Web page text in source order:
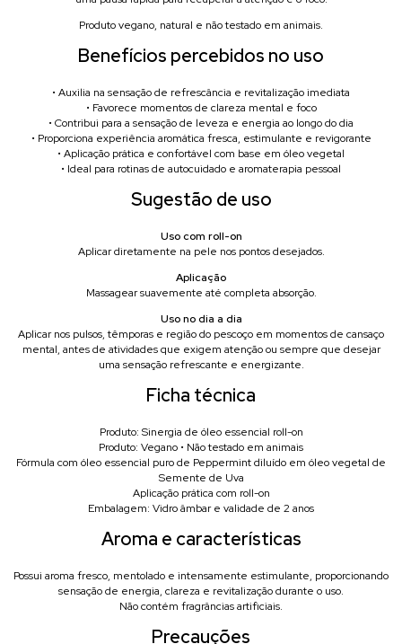
Produto vegano, natural e não testado em animais.
Benefícios percebidos no uso
• Auxilia na sensação de refrescância e revitalização imediata
• Favorece momentos de clareza mental e foco
• Contribui para a sensação de leveza e energia ao longo do dia
• Proporciona experiência aromática fresca, estimulante e revigorante
• Aplicação prática e confortável com base em óleo vegetal
• Ideal para rotinas de autocuidado e aromaterapia pessoal
Sugestão de uso
Uso com roll-on
Aplicar diretamente na pele nos pontos desejados.
Aplicação
Massagear suavemente até completa absorção.
Uso no dia a dia
Aplicar nos pulsos, têmporas e região do pescoço em momentos de cansaço
mental, antes de atividades que exigem atenção ou sempre que desejar
uma sensação refrescante e energizante.
Ficha técnica
Produto: Sinergia de óleo essencial roll-on
Produto: Vegano • Não testado em animais
Fórmula com óleo essencial puro de Peppermint diluído em óleo vegetal de
Semente de Uva
Aplicação prática com roll-on
Embalagem: Vidro âmbar e validade de 2 anos
Aroma e características
Possui aroma fresco, mentolado e intensamente estimulante, proporcionando
sensação de energia, clareza e revitalização durante o uso.
Não contém fragrâncias artificiais.
Precauções